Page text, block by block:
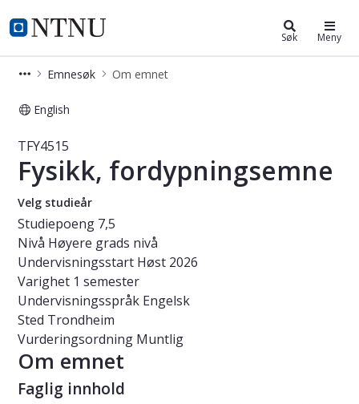
NTNU Hjemmeside
Studier Søk Meny
Emnesøk Om emnet
English
Emne - Fysikk, fordypningsemne -
TFY4515
Fysikk, fordypningsemne
Velg studieår
Studiepoeng 7,5
Nivå Høyere grads nivå
Undervisningsstart Høst 2026
Varighet 1 semester
Undervisningsspråk Engelsk
Sted Trondheim
Vurderingsordning Muntlig
Om emnet
Faglig innhold